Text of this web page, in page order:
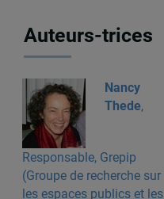
Auteurs-trices
Nancy
Thede,
Responsable, Grepip
(Groupe de recherche sur
les espaces publics et les